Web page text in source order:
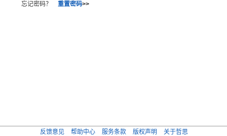
忘记密码？ 重置密码>>
反馈意见 帮助中心 服务条款 版权声明
关于哲思